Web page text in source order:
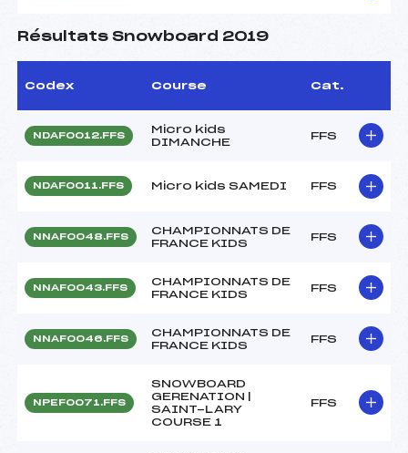
Résultats Snowboard 2019
Codex Course Cat.
NDAF0012.FFS
Micro kids
DIMANCHE
FFS
NDAF0011.FFS Micro kids SAMEDI FFS
NNAF0048.FFS
CHAMPIONNATS DE
FRANCE KIDS
FFS
NNAF0043.FFS
CHAMPIONNATS DE
FRANCE KIDS
FFS
NNAF0046.FFS
CHAMPIONNATS DE
FRANCE KIDS
FFS
NPEF0071.FFS
SNOWBOARD
GERENATION |
SAINT-LARY
COURSE 1
FFS